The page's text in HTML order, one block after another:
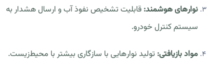
نوارهای هوشمند: قابلیت تشخیص نفوذ آب و ارسال هشدار به
سیستم کنترل خودرو.
مواد بازیافتی: تولید نوارهایی با سازگاری بیشتر با محیط‌زیست.